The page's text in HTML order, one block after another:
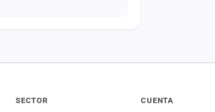
SECTOR CUENTA